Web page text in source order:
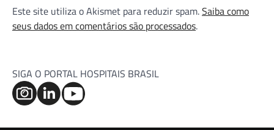
Este site utiliza o Akismet para reduzir spam.Saiba como
seus dados em comentários são processados.
SIGA O PORTAL HOSPITAIS BRASIL